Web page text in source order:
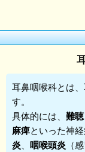
耳鼻咽喉科とは
す。
具体的には、 難聴
麻痺といった神経
炎
咽喉頭炎 （